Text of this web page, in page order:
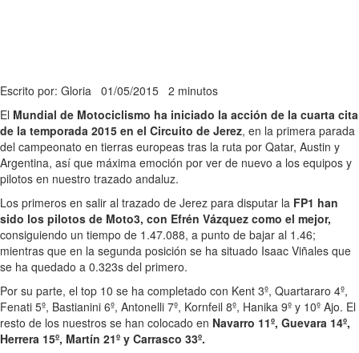
Escrito por: Gloria 01/05/2015 2 minutos
El Mundial de Motociclismo ha iniciado la acción de la cuarta cita
de la temporada 2015 en el Circuito de Jerez, en la primera parada
del campeonato en tierras europeas tras la ruta por Qatar, Austin y
Argentina, así que máxima emoción por ver de nuevo a los equipos y
pilotos en nuestro trazado andaluz.
Los primeros en salir al trazado de Jerez para disputar la FP1 han
sido los pilotos de Moto3, con Efrén Vázquez como el mejor,
consiguiendo un tiempo de 1.47.088, a punto de bajar al 1.46;
mientras que en la segunda posición se ha situado Isaac Viñales que
se ha quedado a 0.323s del primero.
Por su parte, el top 10 se ha completado con Kent 3º, Quartararo 4º,
Fenati 5º, Bastianini 6º, Antonelli 7º, Kornfeil 8º, Hanika 9º y 10º Ajo. El
resto de los nuestros se han colocado en Navarro 11º, Guevara 14º,
Herrera 15º, Martín 21º y Carrasco 33º.